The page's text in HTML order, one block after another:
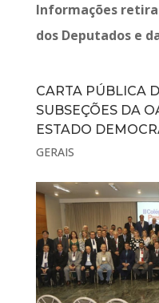
Informações
dos Deputados e
CARTA PÚBLICA
SUBSEÇÕES DA
ESTADO
GERAIS